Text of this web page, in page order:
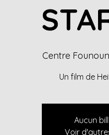
Centre Founoun
Un film de
Aucun
Voir